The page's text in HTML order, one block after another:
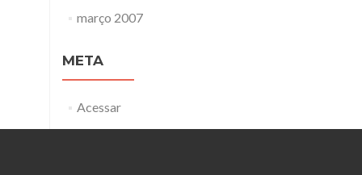
março 2007
META
Acessar